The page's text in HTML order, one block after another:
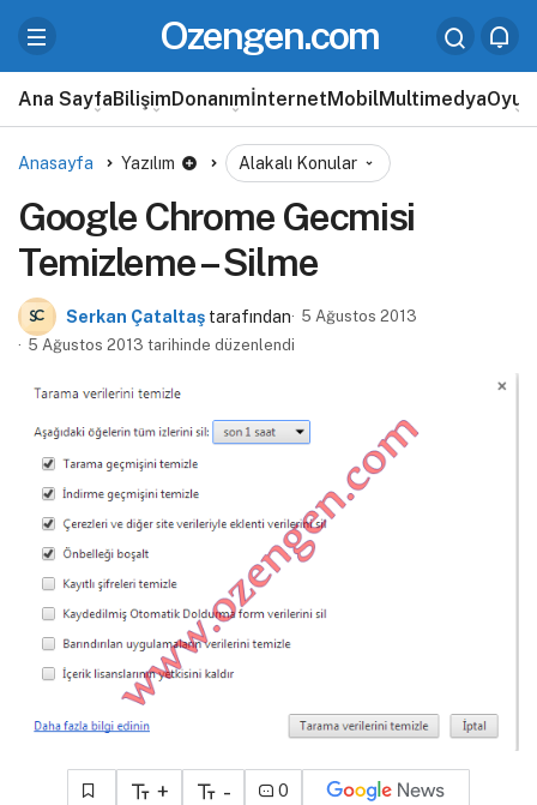
Ozengen.com
Ana SayfaBilişimDonanımİnternetMobilMultimedyaOyun
Anasayfa Yazılım Alakalı Konular
Google Chrome Gecmisi
Temizleme – Silme
Serkan Çataltaş tarafından
5 Ağustos 2013
5 Ağustos 2013 tarihinde düzenlendi
+ - 0